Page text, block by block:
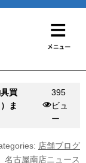
買
ま
395
ビュ
ー
店舗ブログ
名古屋南店ニュース